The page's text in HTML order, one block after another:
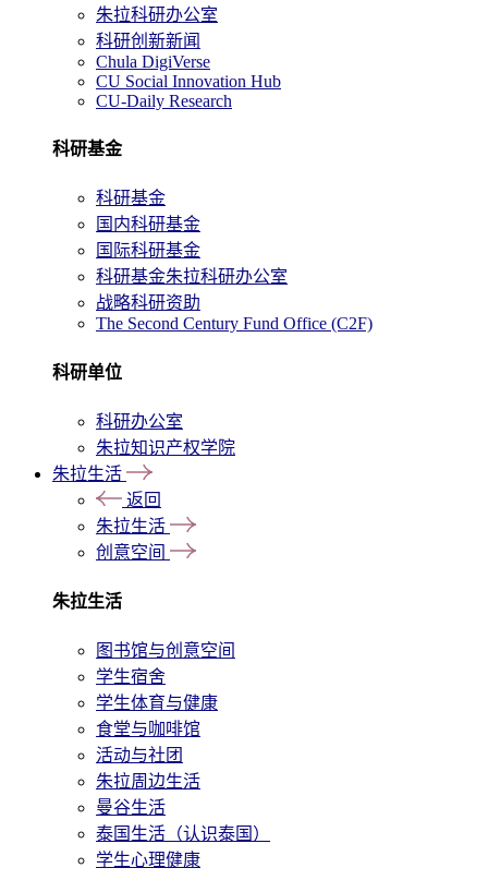
朱拉科研办公室
科研创新新闻
Chula DigiVerse
CU Social Innovation Hub
CU-Daily Research
科研基金
科研基金
国内科研基金
国际科研基金
科研基金朱拉科研办公室
战略科研资助
The Second Century Fund Office (C2F)
科研单位
科研办公室
朱拉知识产权学院
朱拉生活
返回
朱拉生活
创意空间
朱拉生活
图书馆与创意空间
学生宿舍
学生体育与健康
食堂与咖啡馆
活动与社团
朱拉周边生活
曼谷生活
泰国生活（认识泰国）
学生心理健康